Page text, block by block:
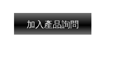
加入產品詢問